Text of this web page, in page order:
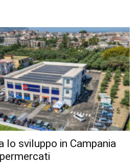
lo sviluppo in Campania